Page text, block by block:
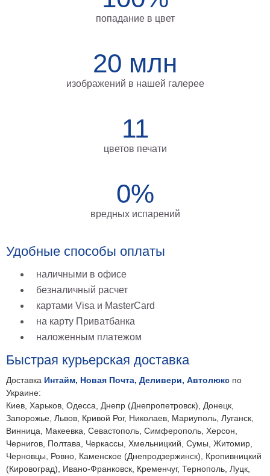
попадание в цвет
20 млн
изображений в нашей галерее
11
цветов печати
0%
вредных испарений
Удобные способы оплаты
наличными в офисе
безналичный расчет
картами Visa и MasterCard
на карту Приватбанка
наложенным платежом
Быстрая курьерская доставка
Доставка Интайм, Новая Почта, Деливери, Автолюкс по
Украине:
Киев, Харьков, Одесса, Днепр (Днепропетровск), Донецк,
Запорожье, Львов, Кривой Рог, Николаев, Мариуполь, Луганск,
Винница, Макеевка, Севастополь, Симферополь, Херсон,
Чернигов, Полтава, Черкассы, Хмельницкий, Сумы, Житомир,
Черновцы, Ровно, Каменское (Днепродзержинск), Кропивницкий
(Кировоград), Ивано-Франковск, Кременчуг, Тернополь, Луцк,